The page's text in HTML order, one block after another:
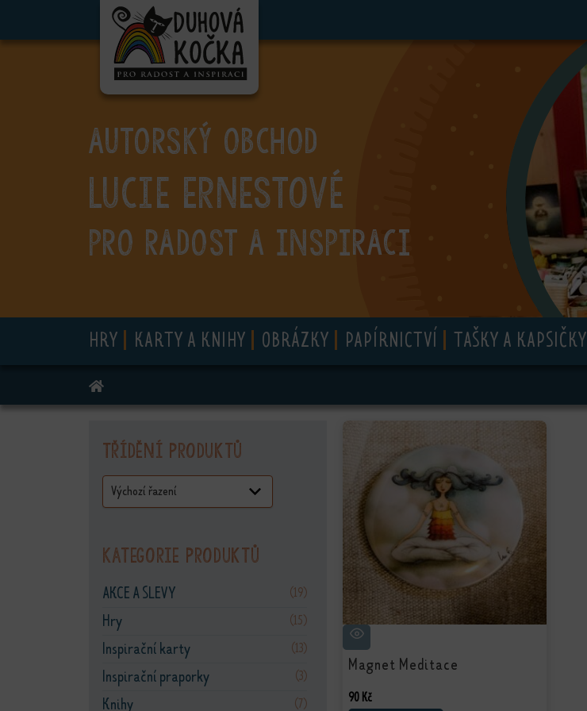
AUTORSKÝ OBCHOD
Lucie Ernestové
PRO RADOST A INSPIRACI
HRY KARTY A KNIHY OBRÁZKY PAPÍRNICTVÍ TAŠKY A KAPSIČKY
DOMŮ
Třídění produktů
Kategorie produktů
AKCE A SLEVY (19)
Hry (15)
Inspirační karty (13)
Inspirační praporky (3)
Knihy (7)
Magnet Meditace
90 Kč